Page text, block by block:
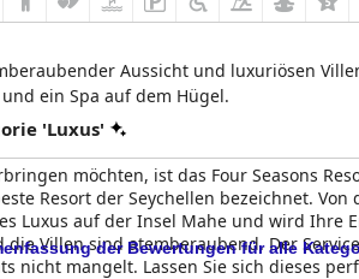
Aussicht und luxuriösen
ein Spa auf dem Hügel.
'Luxus'
möchten, ist das Four Seasons
Resort der Seychellen bezeichnet.
Luxus auf der Insel Mahe und wird Ihre
Villen sind atemberaubend. Der
nicht mangelt. Lassen Sie sich dieses
der Bewertungen für alle